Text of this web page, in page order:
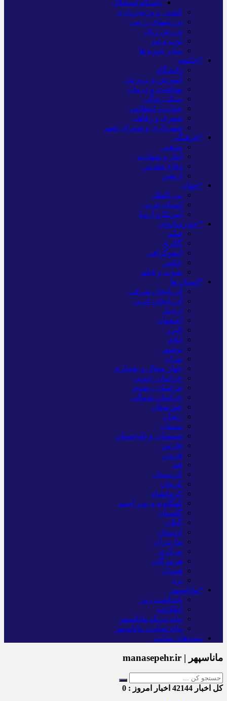
باشگاه استقلال
کشتی و وزنه‌برداری
ورزشهای رزمی
ورزش زنان
توپ و تور
سایر حوزه ها
*جامعه
دانشگاه
آموزش و پرورش
بهداشت و درمان
سبک زندگی
حوادث، انتظامی
شهری و رفاهی
شهرداری و شورای شهر
*فرهنگی
مذهبی
ایثار و شهادت
دفاع مقدس
اربعین
*جهان
بین الملل
آسیای غربی
آمریکا و اروپا
*چندرسانه‌ای
فیلم
گالری
اینفوگرافی
عکس
صوت و فیلم
*استان ها
آذربایجان شرقی
آذربایجان غربی
اردبیل
اصفهان
البرز
ایلام
بوشهر
تهران
چهار محال و بختیاری
خراسان جنوبی
خراسان رضوی
خراسان شمالی
خوزستان
زنجان
سمنان
سیستان و بلوچستان
فارس
قزوین
قم
کردستان
کرمان
کرمانشاه
کهگلویه و بویر احمد
گلستان
گیلان
لرستان
مازندران
مرکزی
هرمزگان
همدان
یزد
*ماناسپهر
یادداشت روز
اطلاعیه
پیام تبریک ماناسپهر
پیام تسلیت ماناسپهر
پیوندهای سایت
ماناسپهر | manasepehr.ir
کل اخبار اخبار امروز : 0